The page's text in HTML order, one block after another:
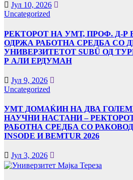
Јул 10, 2026
Uncategorized
РЕКТОРОТ НА УМТ, ПРОФ. Д-Р
ОДРЖА РАБОТНА СРЕДБА СО
УНИВЕРЗИТЕТОТ SUBÜ ОД
Р АЛИ ЕРДУМАН
Јул 9, 2026
Uncategorized
УMТ ДОМАЌИН НА ДВА
НАУЧНИ НАСТАНИ –
РАБОТНА СРЕДБА СО
INSODE И BEMTUR 2026
Јул 3, 2026